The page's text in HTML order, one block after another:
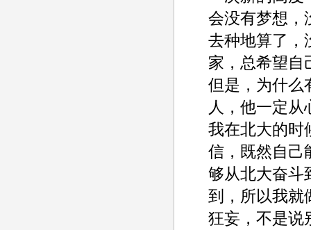
会没有梦想，
去种地算了，
家，总希望自
但是，为什么
人，他一定
我在北大的时
信，既然自己
够从北大奋斗
到，所以我就
狂妄，不是说